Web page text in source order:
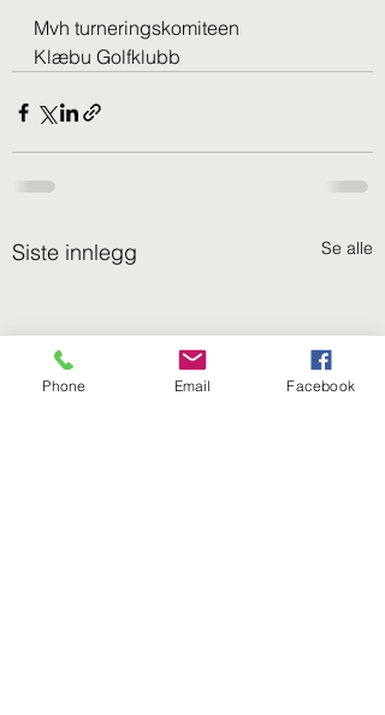
Mvh turneringskomiteen
Klæbu Golfklubb
Siste innlegg Se alle
Phone Email Facebook